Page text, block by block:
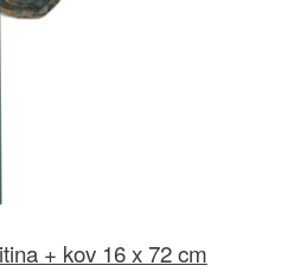
+ kov 16 x 72 cm